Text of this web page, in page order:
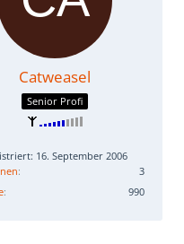
Catweasel
Senior Profi
16. September 2006
3
990